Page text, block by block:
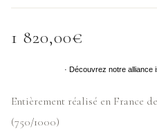
1 820,00€
· Découvrez notre alliance
Entièrement réalisé en France
(750/1000)